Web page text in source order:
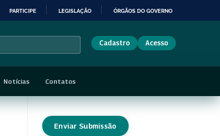
PARTICIPE LEGISLAÇÃO ÓRGÃOS DO GOVERNO
Cadastro Acesso
Notícias Contatos
Enviar Submissão